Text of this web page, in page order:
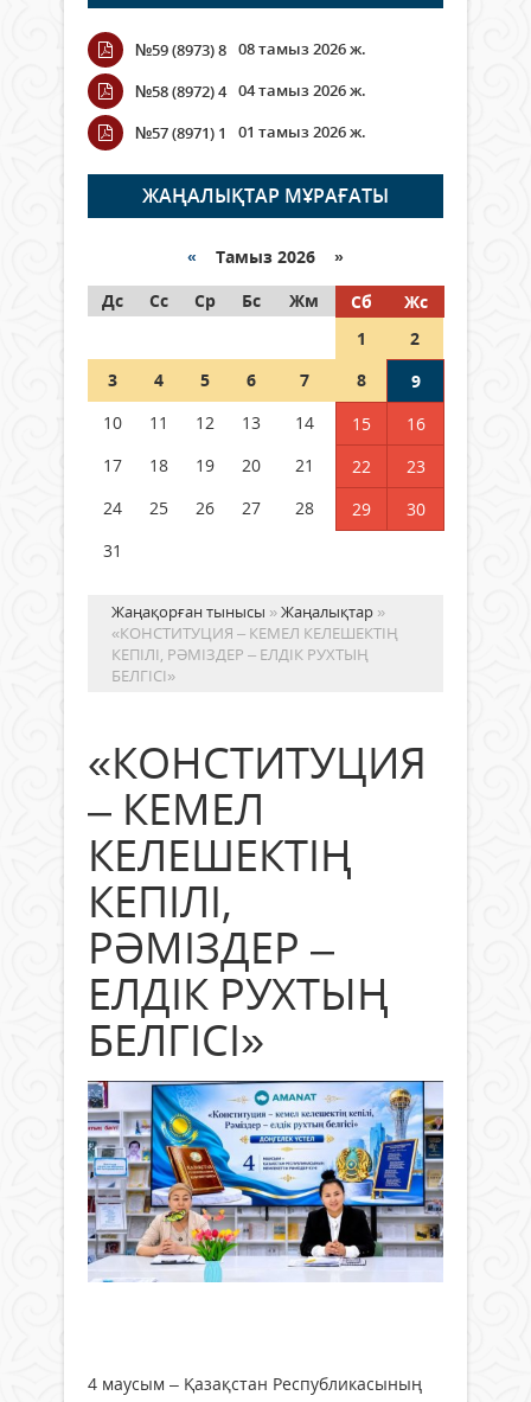
мыңнан астам көрерменнің
қауіпсіздігін қамтамасыз етті
06 тамыз 2026 ж.
Wi-Fi ҚАБЫРҒА АРҚЫЛЫ ҚАЛАЙ
ӨТЕДІ?
06 тамыз 2026 ж. 279
граждане Казахстана,
05 тамыз 2026 ж. 161
Шетелде жүрген Қазақстан
азаматтары қалай дауыс бере
№59 (8973) 8 08 тамыз 2026 ж.
№58 (8972) 4 04 тамыз 2026 ж.
№57 (8971) 1
01 тамыз 2026 ж.
ЖАҢАЛЫҚТАР МҰРАҒАТЫ
« Тамыз 2026 »
Дс
Сс Ср Бс Жм Сб
Жс
1
2
3
4 5 6 7 8
9
10
11 12 13 14 15
16
17
18 19 20 21 22
23
24
25 26 27 28 29
30
31
Жаңақорған тынысы »Жаңалықтар »
«КОНСТИТУЦИЯ – КЕМЕЛ КЕЛЕШЕКТІҢ
КЕПІЛІ, РӘМІЗДЕР – ЕЛДІК РУХТЫҢ
БЕЛГІСІ»
«КОНСТИТУЦИЯ
– КЕМЕЛ
КЕЛЕШЕКТІҢ
КЕПІЛІ,
РӘМІЗДЕР –
ЕЛДІК РУХТЫҢ
БЕЛГІСІ»
4 маусым – Қазақстан Республикасының